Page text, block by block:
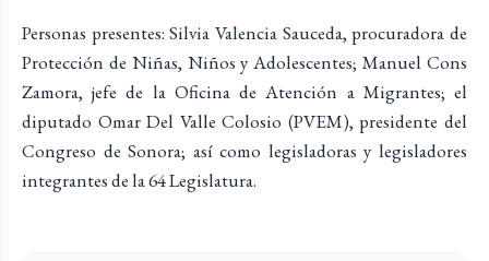
Personas presentes: Silvia Valencia Sauceda, procuradora de
Protección de Niñas, Niños y Adolescentes; Manuel Cons
Zamora, jefe de la Oficina de Atención a Migrantes; el
diputado Omar Del Valle Colosio (PVEM), presidente del
Congreso de Sonora; así como legisladoras y legisladores
integrantes de la 64 Legislatura.